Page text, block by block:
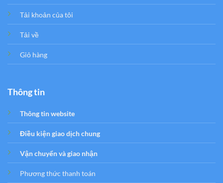
Tải khoản của tôi
Tải về
Giỏ hàng
Thông tin
Thông tin website
Điều kiện giao dịch chung
Vận chuyển và giao nhận
Phương thức thanh toán